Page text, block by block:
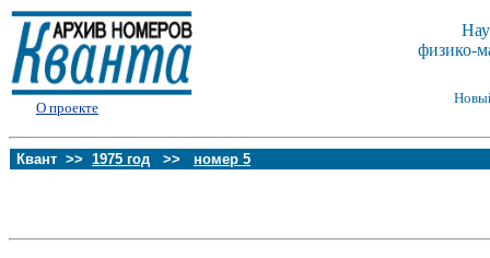
О проекте
физико-
Квант >> 1975 год >> номер 5